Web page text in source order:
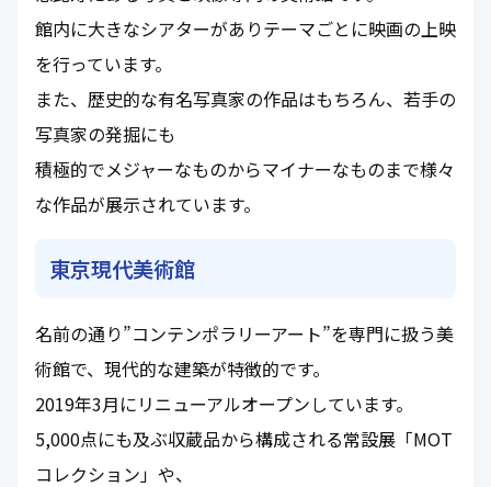
館内に大きなシアターがありテーマごとに映画の上映
を行っています。
また、歴史的な有名写真家の作品はもちろん、若手の
写真家の発掘にも
積極的でメジャーなものからマイナーなものまで様々
な作品が展示されています。
東京現代美術館
名前の通り”コンテンポラリーアート”を専門に扱う美
術館で、現代的な建築が特徴的です。
2019年3月にリニューアルオープンしています。
5,000点にも及ぶ収蔵品から構成される常設展「MOT
コレクション」や、